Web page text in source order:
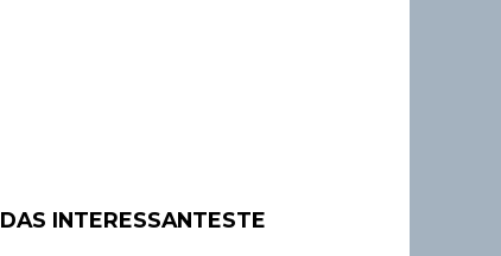
DAS INTERESSANTESTE